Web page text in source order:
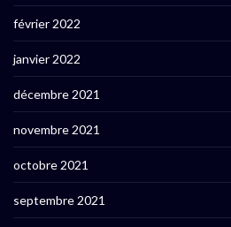
février 2022
janvier 2022
décembre 2021
novembre 2021
octobre 2021
septembre 2021